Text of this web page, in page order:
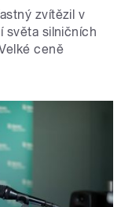
zvítězil v
světa silničních
ceně